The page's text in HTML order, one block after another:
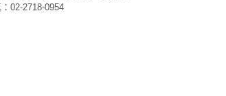
02-2718-0954